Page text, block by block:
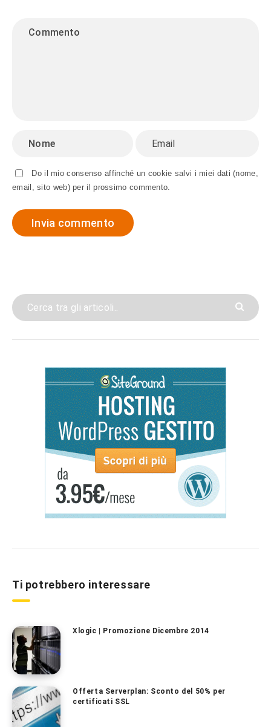
Do il mio consenso affinché un cookie salvi i miei dati (nome,
email, sito web) per il prossimo commento.
Ti potrebbero interessare
Xlogic | Promozione Dicembre 2014
Offerta Serverplan: Sconto del 50% per
certificati SSL